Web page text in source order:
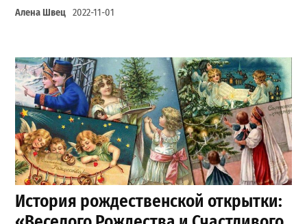
Алена Швец 2022-11-01
История рождественской открытки: